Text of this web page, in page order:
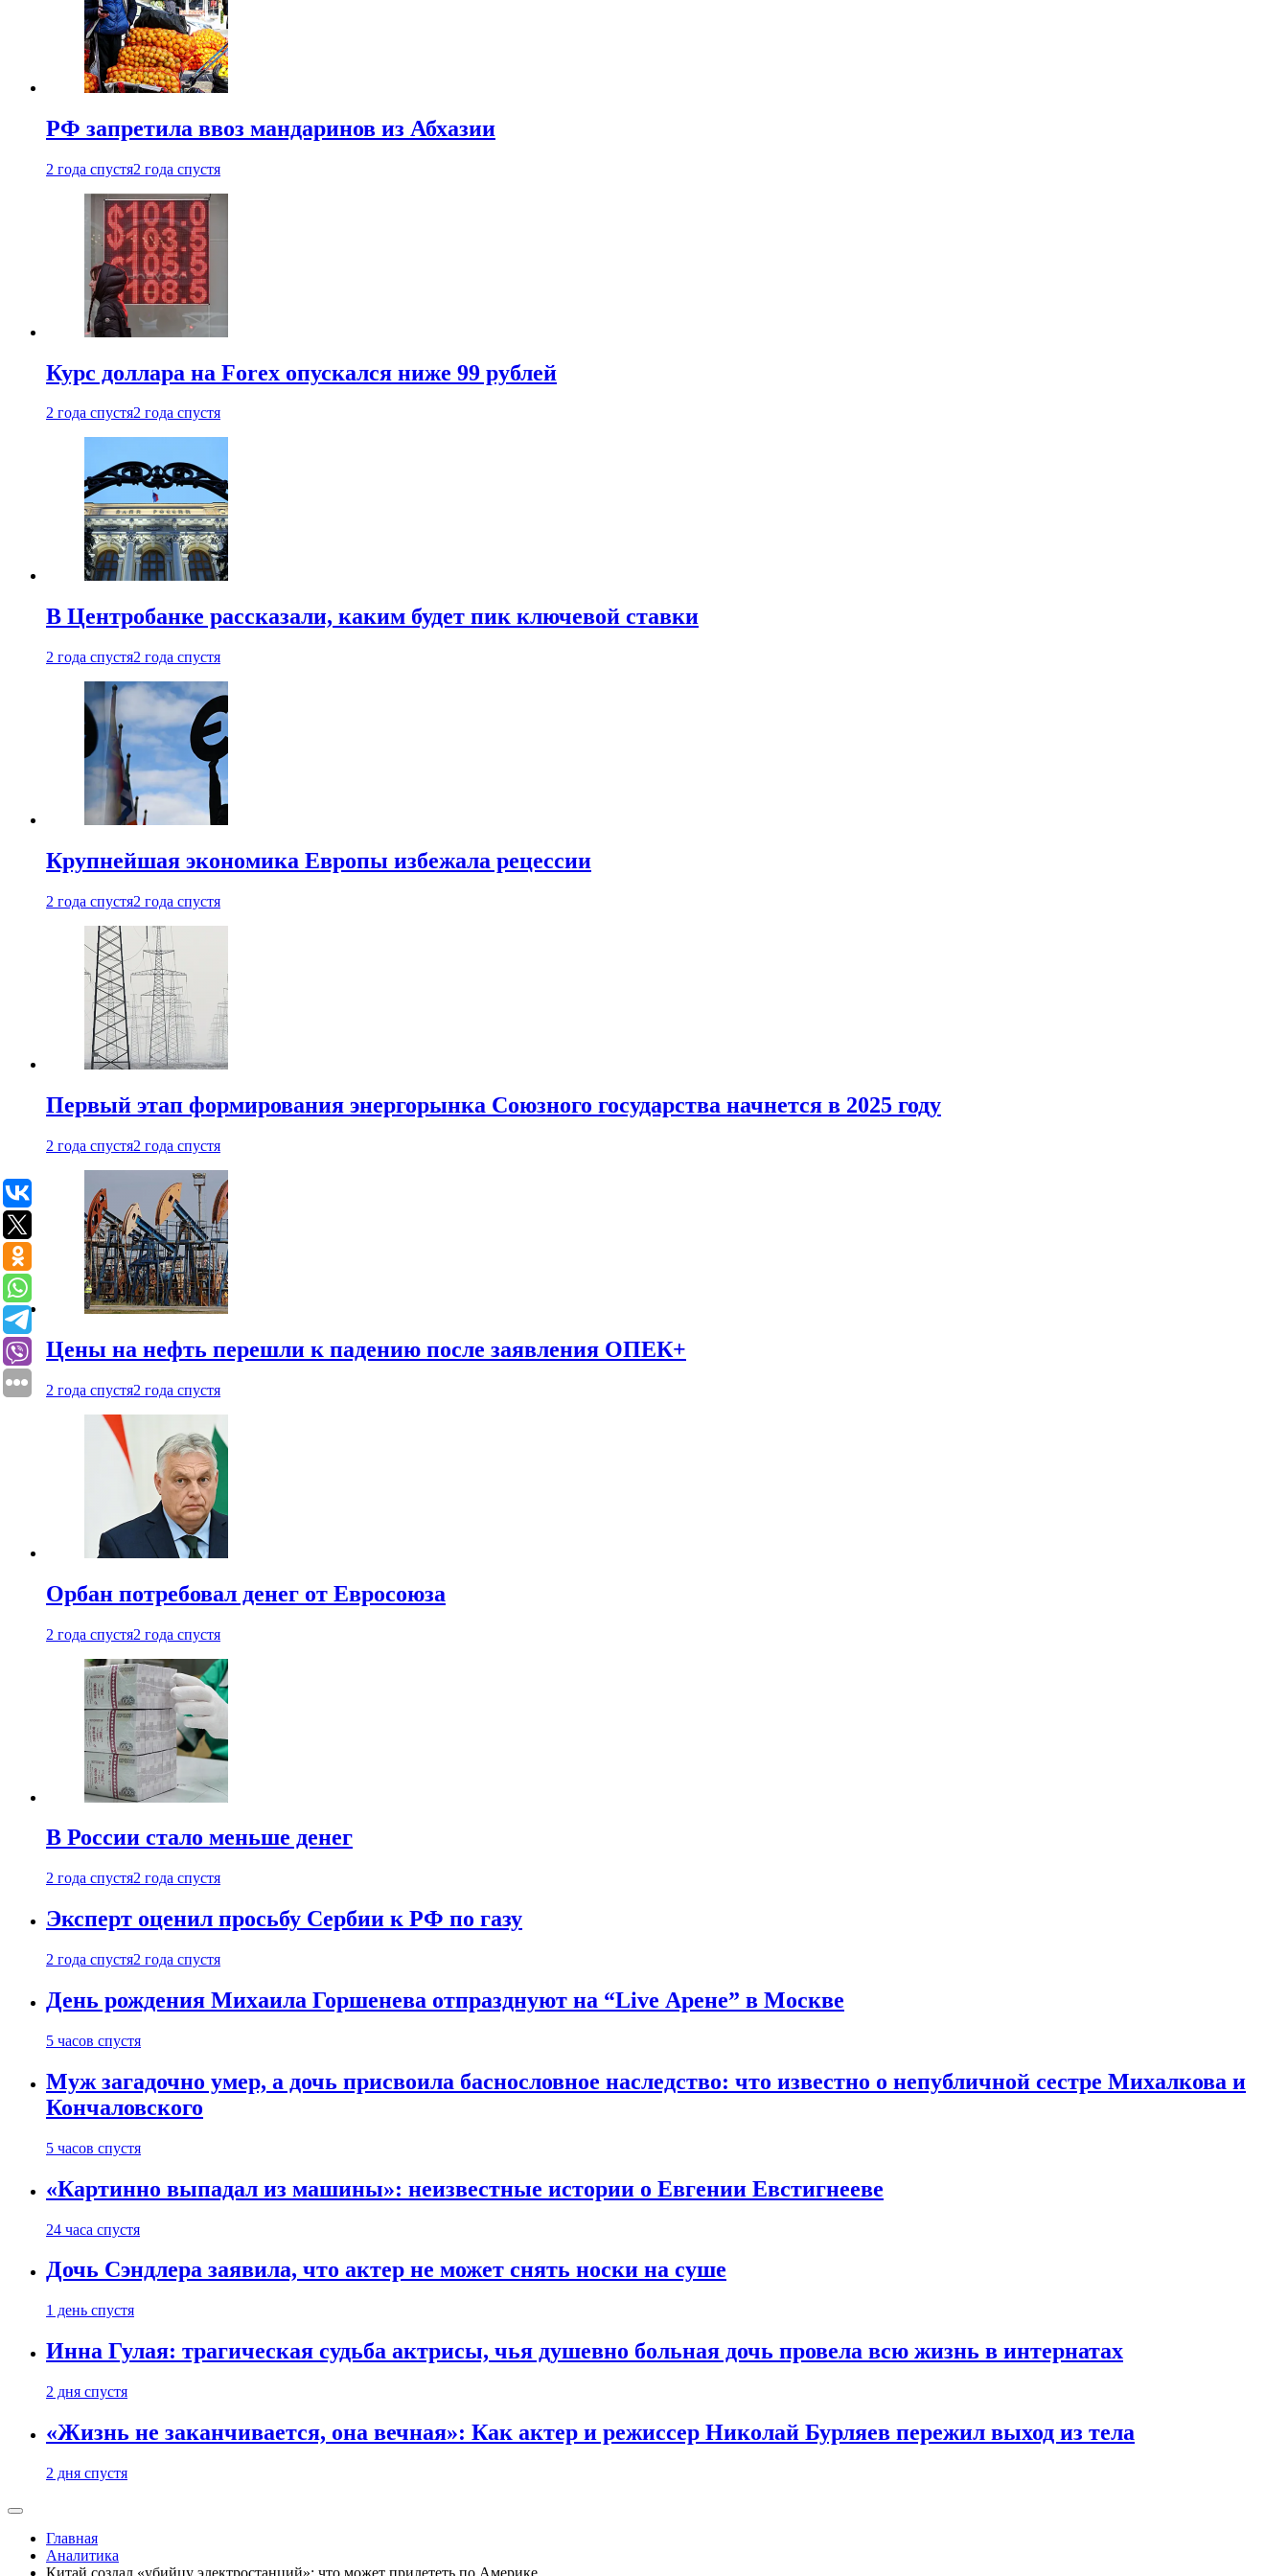
РФ запретила ввоз мандаринов из Абхазии
2 года спустя2 года спустя
Курс доллара на Forex опускался ниже 99 рублей
2 года спустя2 года спустя
В Центробанке рассказали, каким будет пик ключевой ставки
2 года спустя2 года спустя
Крупнейшая экономика Европы избежала рецессии
2 года спустя2 года спустя
Первый этап формирования энергорынка Союзного государства начнется в 2025 году
2 года спустя2 года спустя
Цены на нефть перешли к падению после заявления ОПЕК+
2 года спустя2 года спустя
Орбан потребовал денег от Евросоюза
2 года спустя2 года спустя
В России стало меньше денег
2 года спустя2 года спустя
Эксперт оценил просьбу Сербии к РФ по газу
2 года спустя2 года спустя
День рождения Михаила Горшенева отпразднуют на “Live Арене” в Москве
5 часов спустя
Муж загадочно умер, а дочь присвоила баснословное наследство: что известно о непубличной сестре Михалкова и
Кончаловского
5 часов спустя
«Картинно выпадал из машины»: неизвестные истории о Евгении Евстигнееве
24 часа спустя
Дочь Сэндлера заявила, что актер не может снять носки на суше
1 день спустя
Инна Гулая: трагическая судьба актрисы, чья душевно больная дочь провела всю жизнь в интернатах
2 дня спустя
«Жизнь не заканчивается, она вечная»: Как актер и режиссер Николай Бурляев пережил выход из тела
2 дня спустя
Главная
Аналитика
Китай создал «убийцу электростанций»: что может прилететь по Америке